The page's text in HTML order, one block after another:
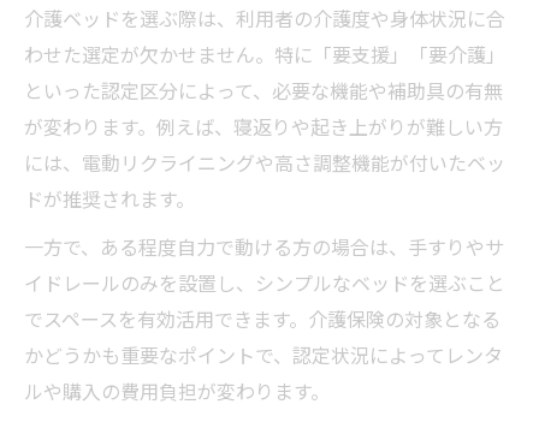
介護に最適な電動ベッドの選定ポイント
自費で介護ベッドをレンタルする際の流れ
介護ベッドレンタルと購入のメリット比較
在宅介護に最適なベッド導入の具体的手順
在宅介護に合うベッド選びと導入準備
法
介護保険サービスでスムーズにベッド導入
在宅介護で役立つベッド配置と安全対策
家族で考える介護ベッド導入のポイント
介護ベッドを選ぶ際は、利用者の介護度や身体状況に合
わせた選定が欠かせません。特に「要支援」「要介護」
といった認定区分によって、必要な機能や補助具の有無
が変わります。例えば、寝返りや起き上がりが難しい方
には、電動リクライニングや高さ調整機能が付いたベッ
ドが推奨されます。
一方で、ある程度自力で動ける方の場合は、手すりやサ
イドレールのみを設置し、シンプルなベッドを選ぶこと
でスペースを有効活用できます。介護保険の対象となる
かどうかも重要なポイントで、認定状況によってレンタ
ルや購入の費用負担が変わります。